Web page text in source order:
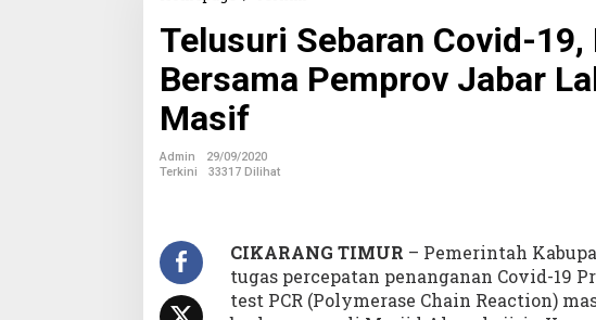
l
u
s
u
a
C
o
Telusuri Sebaran Covid-19,
Bersama Pemprov Jabar
Masif
Admin
29/09/2020
Terkini
33317 Dilihat
CIKARANG TIMUR – Pemerintah
tugas percepatan penanganan Covid-19
test PCR (Polymerase Chain Reaction)